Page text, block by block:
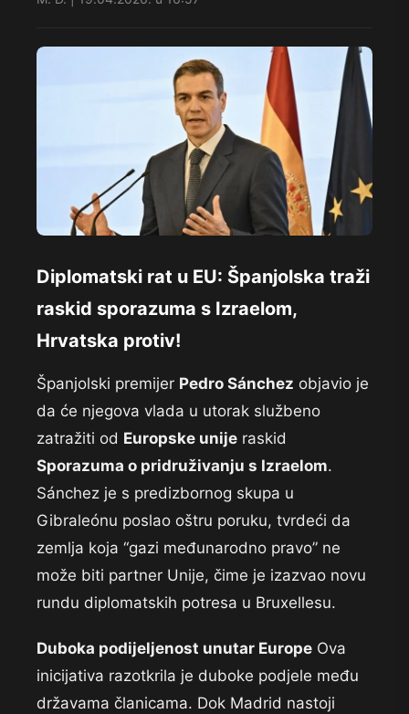
Diplomatski rat u EU: Španjolska traži
raskid sporazuma s Izraelom,
Hrvatska protiv!
Španjolski premijer Pedro Sánchez objavio je
da će njegova vlada u utorak službeno
zatražiti od Europske unije raskid
Sporazuma o pridruživanju s Izraelom.
Sánchez je s predizbornog skupa u
Gibraleónu poslao oštru poruku, tvrdeći da
zemlja koja “gazi međunarodno pravo” ne
može biti partner Unije, čime je izazvao novu
rundu diplomatskih potresa u Bruxellesu.
Duboka podijeljenost unutar Europe Ova
inicijativa razotkrila je duboke podjele među
državama članicama. Dok Madrid nastoji